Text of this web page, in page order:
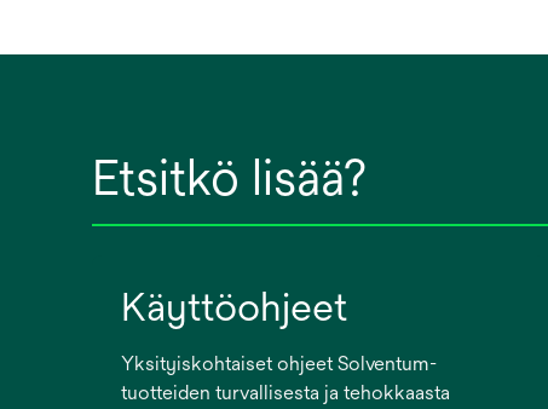
Etsitkö lisää?
Käyttöohjeet
Yksityiskohtaiset ohjeet Solventum-
tuotteiden turvallisesta ja tehokkaasta